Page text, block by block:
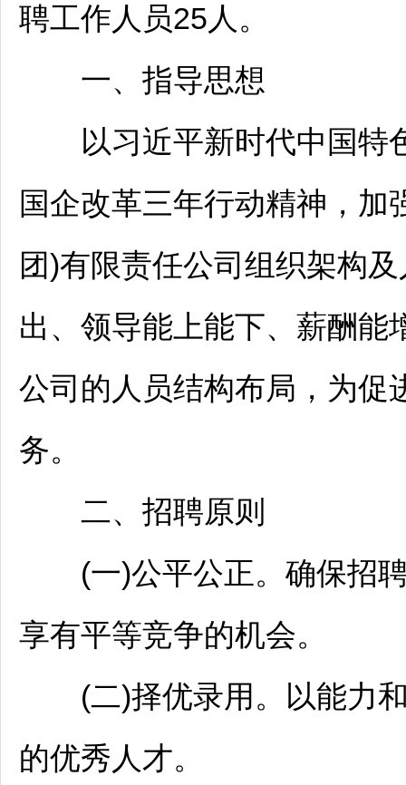
聘工作人员25人。
一、指导思想
以习近平新时代中国特
国企改革三年行动精神，加
团)有限责任公司组织架构
出、领导能上能下、薪酬能
公司的人员结构布局，为促
务。
二、 招聘原则
(一)公平公正。确保招
享有平等竞争的机会。
(二)择优录用。以能力和
的优秀人才。